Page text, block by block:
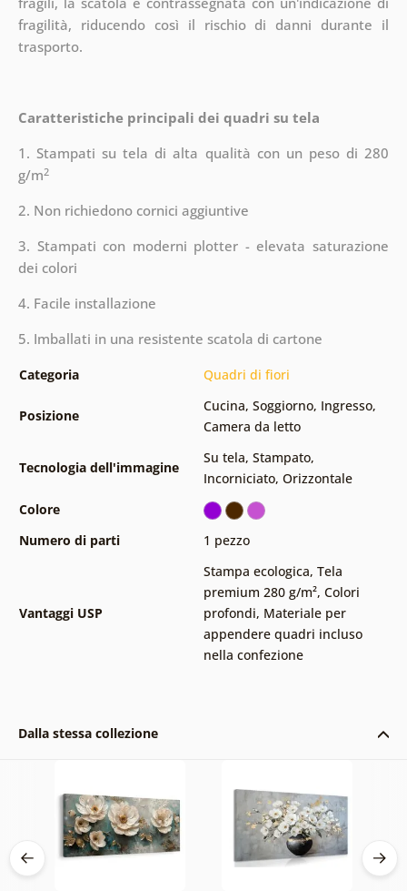
fragilità, riducendo così il rischio di danni durante il
trasporto.
Caratteristiche principali dei quadri su tela
1. Stampati su tela di alta qualità con un peso di 280
g/m2
2. Non richiedono cornici aggiuntive
3. Stampati con moderni plotter - elevata saturazione
dei colori
4. Facile installazione
5. Imballati in una resistente scatola di cartone
Categoria Quadri di fiori
Posizione
Cucina, Soggiorno, Ingresso,
Camera da letto
Tecnologia dell'immagine
Su tela, Stampato,
Incorniciato, Orizzontale
Colore
Numero di parti
1 pezzo
Vantaggi USP
Stampa ecologica, Tela
premium 280 g/m², Colori
profondi, Materiale per
appendere quadri incluso
nella confezione
Dalla stessa collezione